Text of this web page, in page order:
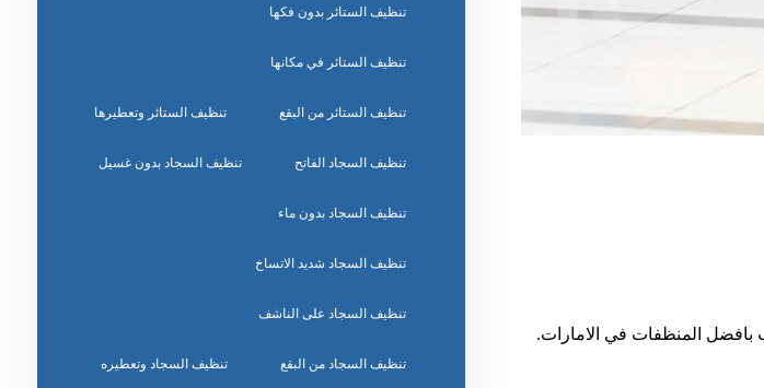
المنظفات في الامارات.
تنظيف الستائر بدون فكها
تنظيف الستائر في مكانها
تنظيف الستائر من البقع تنظيف الستائر وتعطيرها
تنظيف السجاد الفاتح تنظيف السجاد بدون غسيل
تنظيف السجاد بدون ماء
تنظيف السجاد شديد الاتساخ
تنظيف السجاد على الناشف
تنظيف السجاد من البقع تنظيف السجاد وتعطيره